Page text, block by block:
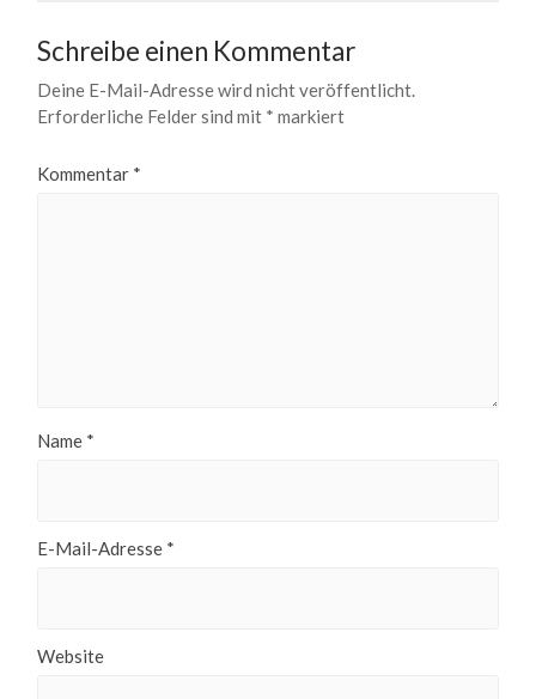
Schreibe einen Kommentar
Deine E-Mail-Adresse wird nicht veröffentlicht.
Erforderliche Felder sind mit * markiert
Kommentar *
Name *
E-Mail-Adresse *
Website